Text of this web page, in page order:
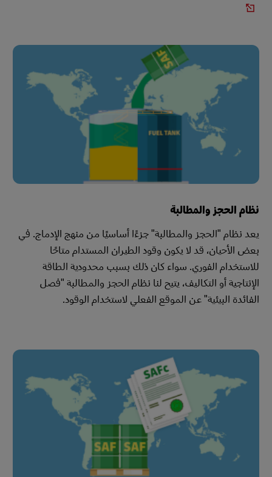
نظام الحجز والمطالبة
يعد نظام "الحجز والمطالبة" جزءًا أساسيًا من منهج الإدماج. في
بعض الأحيان، قد لا يكون وقود الطيران المستدام متاحًا
للاستخدام الفوري. سواء كان ذلك بسبب محدودية الطاقة
الإنتاجية أو التكاليف، يتيح لنا نظام الحجز والمطالبة "فصل
الفائدة البيئية" عن الموقع الفعلي لاستخدام الوقود.